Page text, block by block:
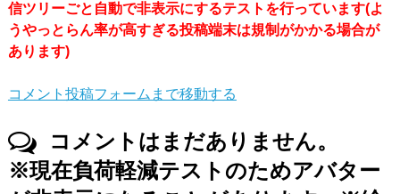
信ツリーごと自動で非表示にするテストを行っています(よ
うやっとらん率が高すぎる投稿端末は規制がかかる場合が
あります)
コメント投稿フォームまで移動する
コメントはまだありません。
※現在負荷軽減テストのためアバター